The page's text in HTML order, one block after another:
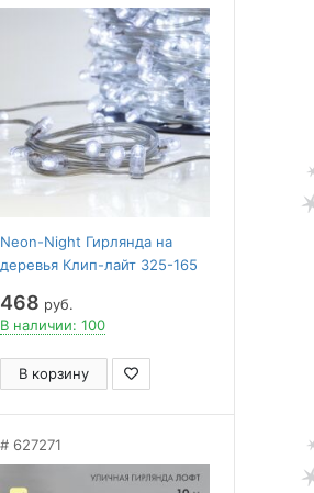
Neon-Night Гирлянда на
деревья Клип-лайт 325-165
468 руб.
В наличии: 100
В корзину
627271